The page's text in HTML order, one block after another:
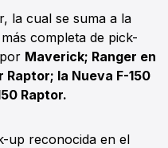
la cual se suma a la
completa de pick-
Maverick; Ranger en
la Nueva F-150
Raptor.
up reconocida en el